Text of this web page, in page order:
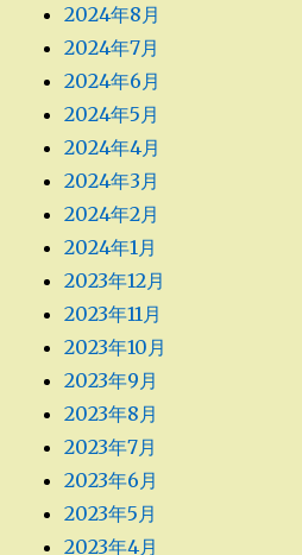
2024年8月
2024年7月
2024年6月
2024年5月
2024年4月
2024年3月
2024年2月
2024年1月
2023年12月
2023年11月
2023年10月
2023年9月
2023年8月
2023年7月
2023年6月
2023年5月
2023年4月